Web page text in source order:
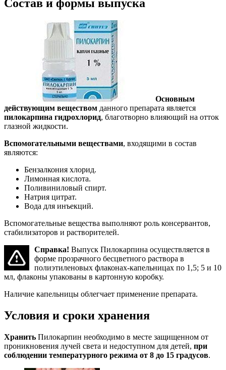
Состав и формы выпуска
Основным
действующим веществом данного препарата является
пилокарпина гидрохлорид, благотворно влияющий на отток
глазной жидкости.
Вспомогательными веществами, входящими в состав
являются:
Бензалкония хлорид.
Лимонная кислота.
Поливиниловый спирт.
Натрия цитрат.
Вода для инъекций.
Вспомогательные вещества выполняют роль консервантов,
стабилизаторов и растворителей.
Справка! Выпуск Пилокарпина осуществляется в
форме прозрачного бесцветного раствора в
полиэтиленовых флаконах-капельницах по 1,5; 5 и 10
мл, флаконы упакованы в картонную коробку.
Наличие капельницы облегчает применение препарата.
Условия и сроки хранения
Хранить Пилокарпин необходимо в месте защищенном от
проникновения лучей света и недоступном для детей, при
соблюдении температурного режима от 8 до 15 градусов.